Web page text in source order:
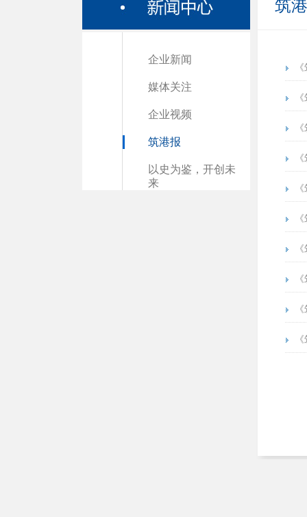
企业新闻
媒体关注
企业视频
筑港报
以史为鉴，开创未
来
筑